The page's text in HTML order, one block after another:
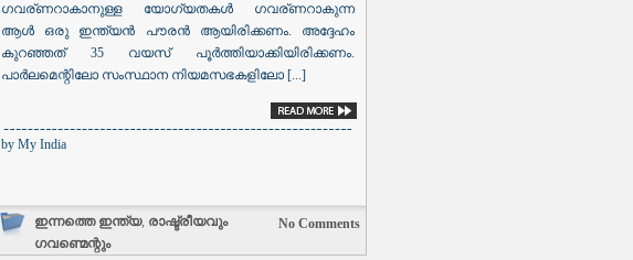
ഗവര്ണറാകാനുള്ള യോഗ്യതകൾ ഗവര്ണറാകുന്ന
ആൾ ഒരു ഇന്ത്യൻ പൗരൻ ആയിരിക്കണം. അദ്ദേഹം
കുറഞ്ഞത് 35 വയസ് പൂർത്തിയാക്കിയിരിക്കണം.
പാർലമെന്റിലോ സംസ്ഥാന നിയമസഭകളിലോ [...]
by My India
ഇന്നത്തെ ഇന്ത്യ, രാഷ്ട്രീയവും
ഗവണ്മെന്റും
No Comments